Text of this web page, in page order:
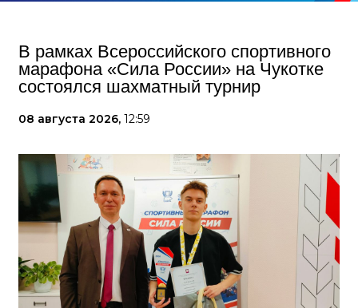
В рамках Всероссийского спортивного
марафона «Сила России» на Чукотке
состоялся шахматный турнир
08 августа 2026, 12:59